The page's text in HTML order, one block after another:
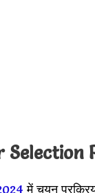
Selection
में चयन